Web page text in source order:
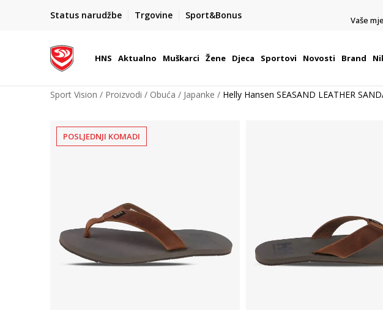
Status narudžbe Trgovine Sport&Bonus
BOX NOW
Dostava 1,50 €
| Više od 800 paketomata u Hrvatskoj
Vaše
HNS Aktualno Muškarci Žene Djeca Sportovi Novosti Brand
Sport Vision Proizvodi Obuća Japanke Helly Hansen SEASAND LEATHER
POSLJEDNJI KOMADI